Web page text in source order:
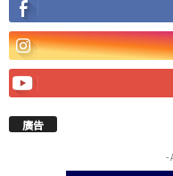
廣告
-